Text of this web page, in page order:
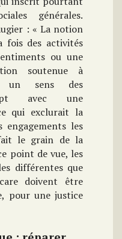
générales.
: « La notion
fois des activités
ou une
soutenue à
un sens des
avec une
qui exclurait la
les
le grain de la
point de vue, les
différentes que
doivent être
pour une justice